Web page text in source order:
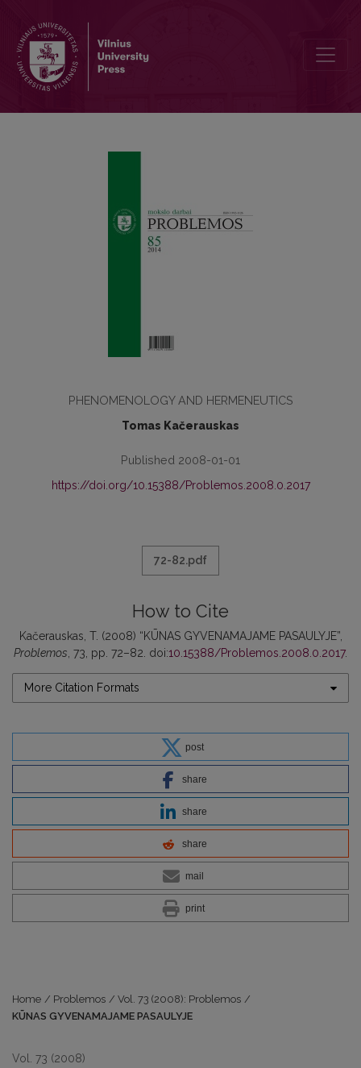
PHENOMENOLOGY AND HERMENEUTICS
Tomas Kačerauskas
Published 2008-01-01
https://doi.org/10.15388/Problemos.2008.0.2017
72-82.pdf
How to Cite
Kačerauskas, T. (2008) “KŪNAS GYVENAMAJAME PASAULYJE”,
Problemos , 73, pp. 72–82. doi:10.15388/Problemos.2008.0.2017.
More Citation Formats
post
share
share
share
mail
print
Home / Problemos / Vol. 73 (2008): Problemos /
KŪNAS GYVENAMAJAME PASAULYJE
Vol. 73 (2008)